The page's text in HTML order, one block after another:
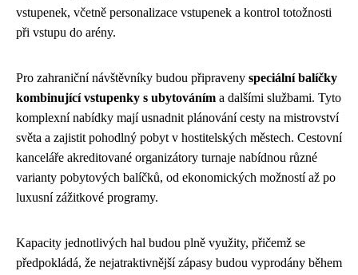
vstupenek, včetně personalizace vstupenek a kontrol totožnosti
při vstupu do arény.
Pro zahraniční návštěvníky budou připraveny speciální balíčky
kombinující vstupenky s ubytováním a dalšími službami. Tyto
komplexní nabídky mají usnadnit plánování cesty na mistrovství
světa a zajistit pohodlný pobyt v hostitelských městech. Cestovní
kanceláře akreditované organizátory turnaje nabídnou různé
varianty pobytových balíčků, od ekonomických možností až po
luxusní zážitkové programy.
Kapacity jednotlivých hal budou plně využity, přičemž se
předpokládá, že nejatraktivnější zápasy budou vyprodány během